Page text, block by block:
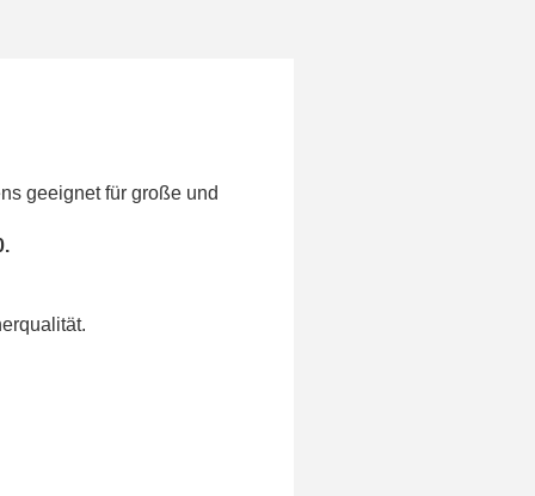
geeignet für große und